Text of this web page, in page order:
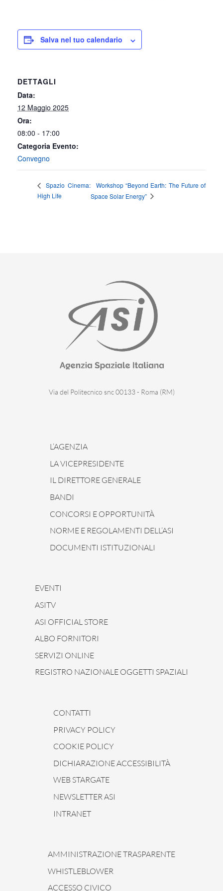
Salva nel tuo calendario
DETTAGLI
Data:
12 Maggio 2025
Ora:
08:00 - 17:00
Categoria Evento:
Convegno
Spazio Cinema:
High Life
Workshop “Beyond Earth: The Future of
Space Solar Energy”
Via del Politecnico snc 00133 - Roma (RM)
L’AGENZIA
LA VICEPRESIDENTE
IL DIRETTORE GENERALE
BANDI
CONCORSI E OPPORTUNITÀ
NORME E REGOLAMENTI DELL’ASI
DOCUMENTI ISTITUZIONALI
EVENTI
ASITV
ASI OFFICIAL STORE
ALBO FORNITORI
SERVIZI ONLINE
REGISTRO NAZIONALE OGGETTI SPAZIALI
CONTATTI
PRIVACY POLICY
COOKIE POLICY
DICHIARAZIONE ACCESSIBILITÀ
WEB STARGATE
NEWSLETTER ASI
INTRANET
AMMINISTRAZIONE TRASPARENTE
WHISTLEBLOWER
ACCESSO CIVICO